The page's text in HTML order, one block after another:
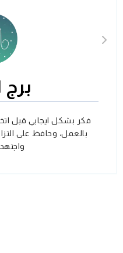
فكر بشكل ايجابي قبل
بالعمل، وحافظ على